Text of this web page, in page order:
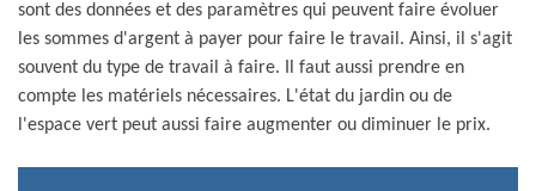
sont des données et des paramètres qui peuvent faire évoluer
les sommes d'argent à payer pour faire le travail. Ainsi, il s'agit
souvent du type de travail à faire. Il faut aussi prendre en
compte les matériels nécessaires. L'état du jardin ou de
l'espace vert peut aussi faire augmenter ou diminuer le prix.